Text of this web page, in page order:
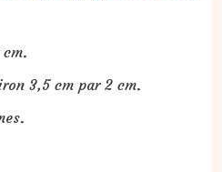
3,5 cm par 2 cm.